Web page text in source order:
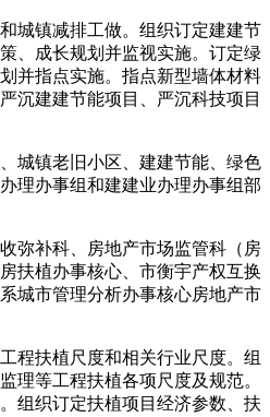
镇减排工做。组织订定建建节
、成长规划并监视实施。订定绿
并指点实施。指点新型墙体材料
沉建建节能项目、严沉科技项目
镇老旧小区、建建节能、绿色
理办事组和建建业办理办事组部
补科、房地产市场监管科（房
扶植办事核心、市衡宇产权互换
城市管理分析办事核心房地产市
扶植尺度和相关行业尺度。组
理等工程扶植各项尺度及规范。
组织订定扶植项目经济参数、扶